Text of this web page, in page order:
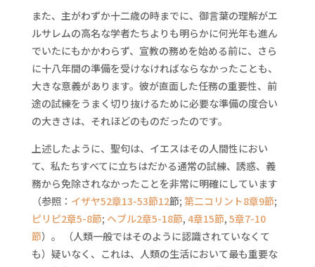
また、主がわずか十二歳の時までに、御言葉の理解がエ
ルサレムの高名な学者たちよりも明らかに何光年も進ん
でいたにもかかわらず、宣教の務めを始める前に、さら
に十八年間の準備を受けなければならなかったことも、
大きな意義があります。彼が直面した任務の重要性、前
途の試練をうまく切り抜けるために必要な準備の度合い
の大きさは、それほどのものだったのです。
上述したように、聖句は、イエスはその人間性におい
て、私たちすべてに立ちはだかる通常の試練、誘惑、義
務から免除されなかったことを非常に明確にしています
（参照： イザヤ52章13-53節12節; 第二コリント8章9節;
ピリピ2章5-8節; ヘブル2章5-18節, 4章15節, 5章7-10
節）。 （人類一般ではそのように認識されていなくて
も）疑いなく、これは、人類の生活において最も重要な